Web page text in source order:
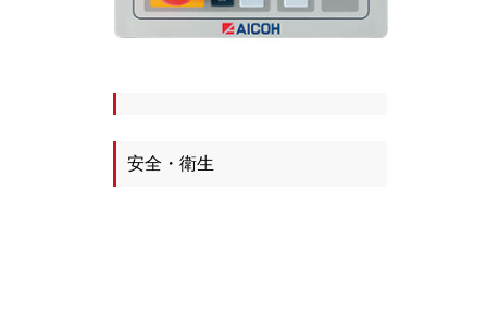
安全・衛生